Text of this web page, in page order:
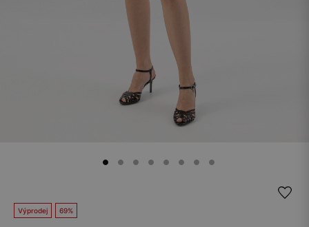
Výprodej 69%